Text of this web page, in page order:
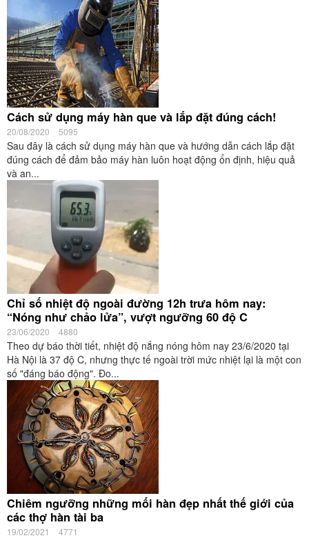
Cách sử dụng máy hàn que và lắp đặt đúng cách!
20/08/2020 5095
Sau đây là cách sử dụng máy hàn que và hướng dẫn cách lắp đặt
đúng cách để đảm bảo máy hàn luôn hoạt động ổn định, hiệu quả
và an...
Chỉ số nhiệt độ ngoài đường 12h trưa hôm nay:
“Nóng như chảo lửa”, vượt ngưỡng 60 độ C
23/06/2020 4880
Theo dự báo thời tiết, nhiệt độ nắng nóng hôm nay 23/6/2020 tại
Hà Nội là 37 độ C, nhưng thực tế ngoài trời mức nhiệt lại là một con
số "đáng báo động". Đo...
Chiêm ngưỡng những mối hàn đẹp nhất thế giới của
các thợ hàn tài ba
19/02/2021 4771